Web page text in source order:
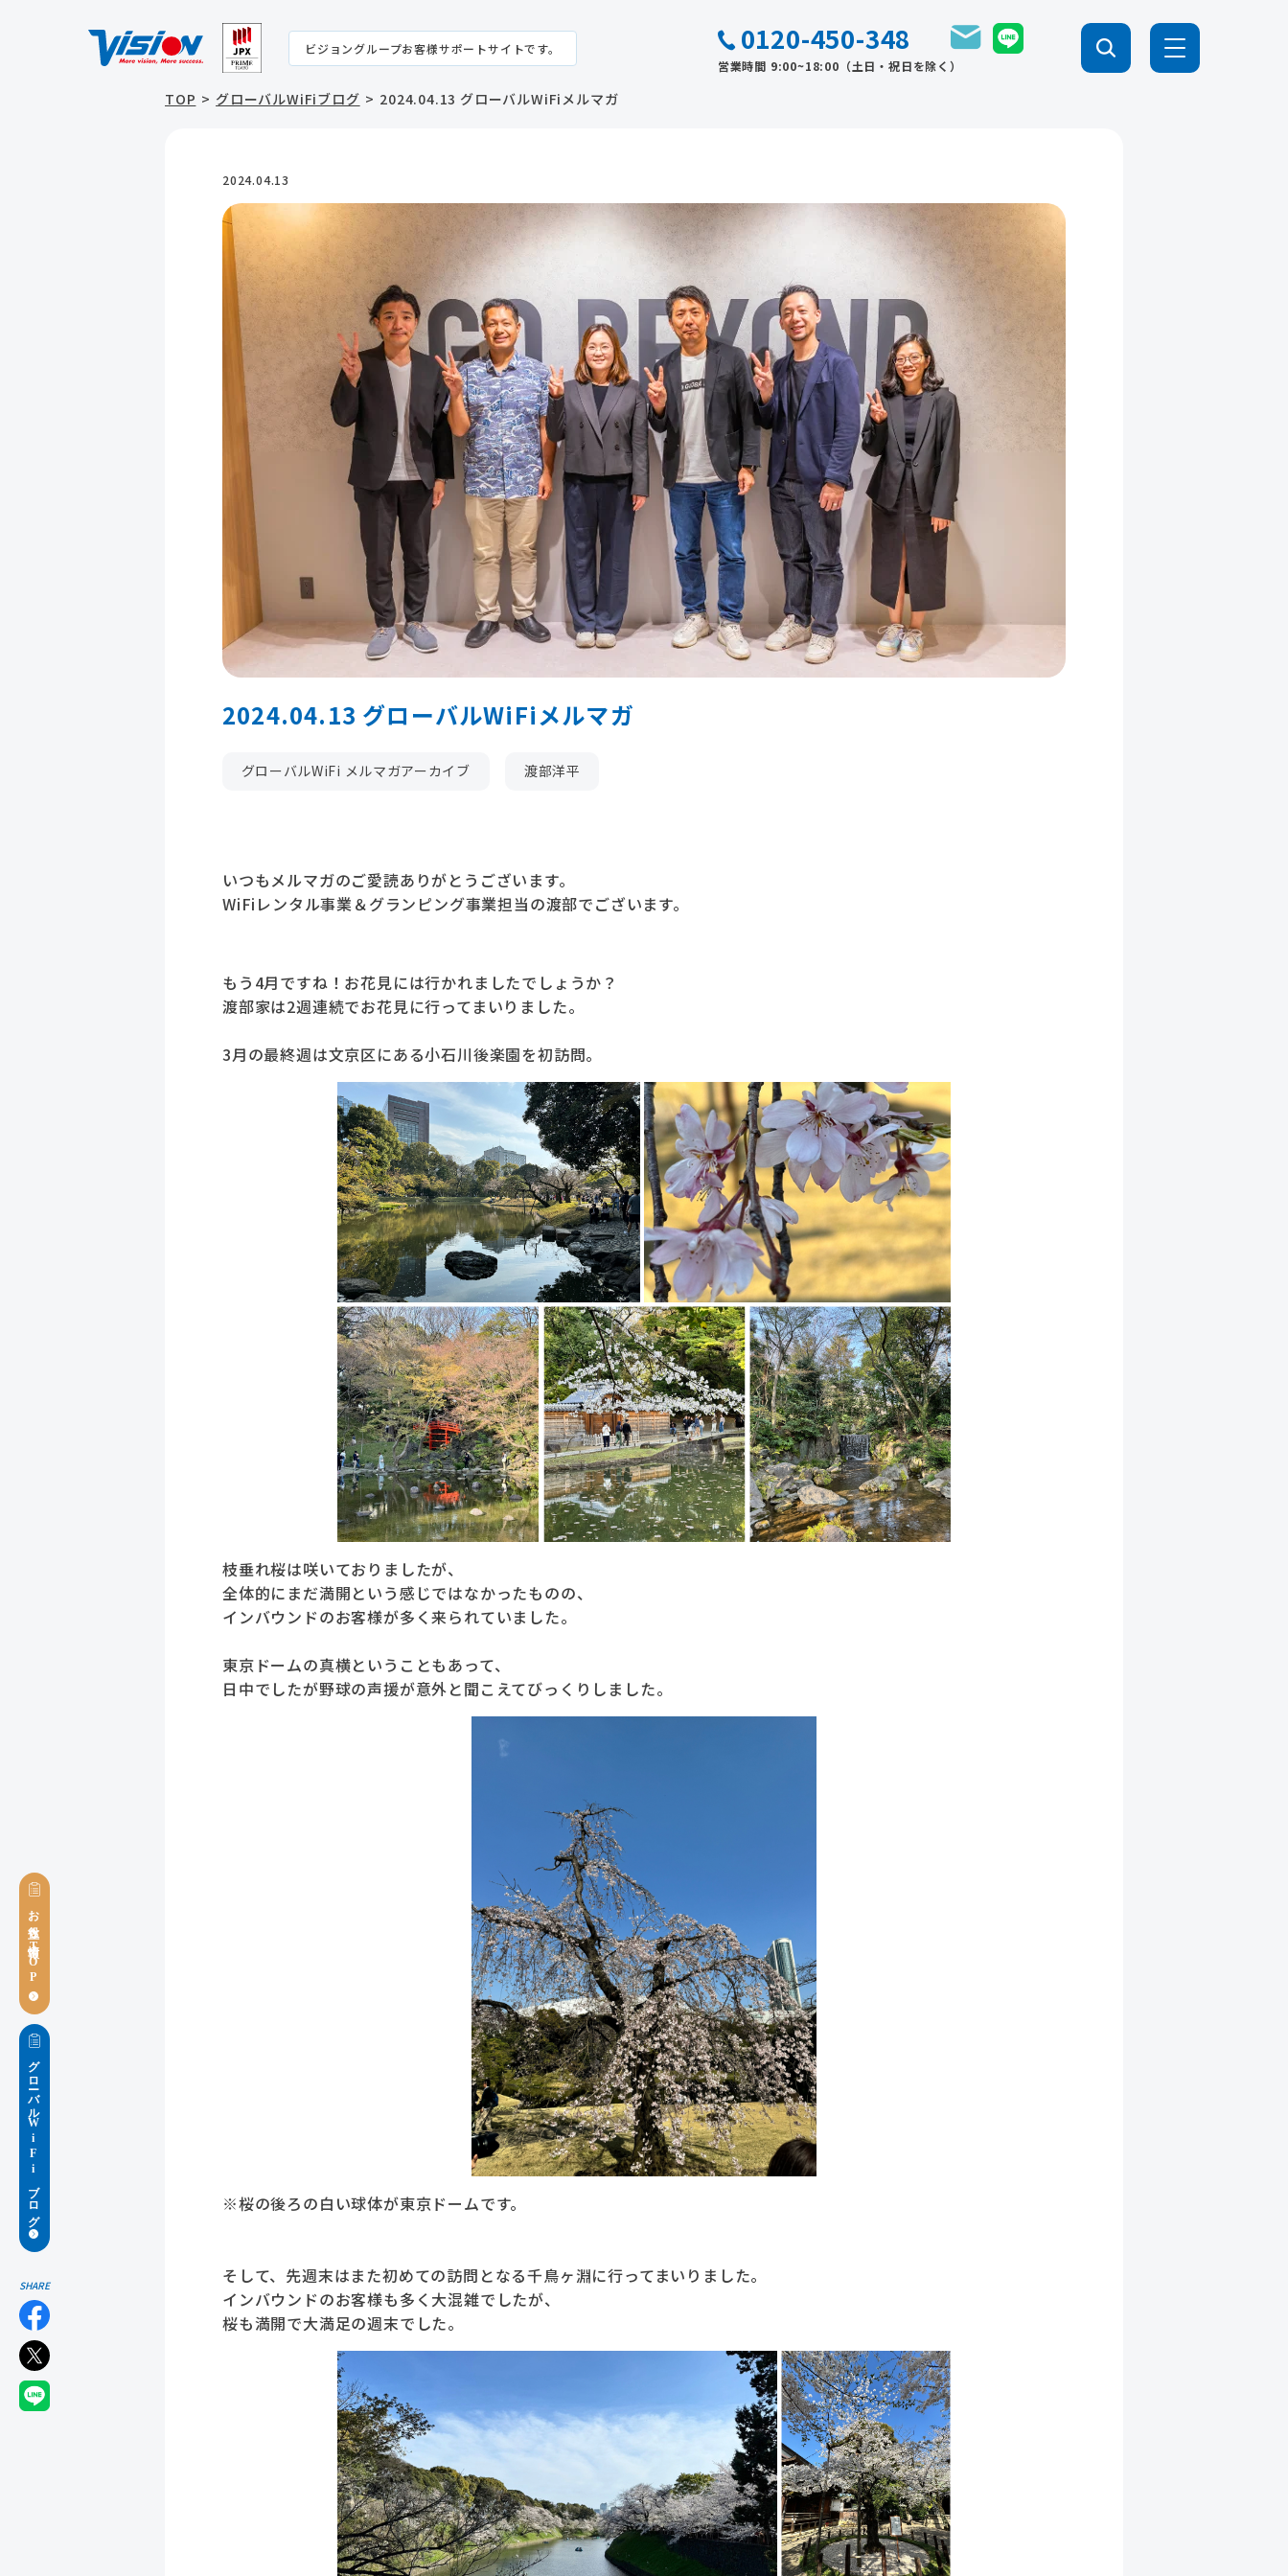
ビジョングループお客様サポートサイトです。 0120-450-348
営業時間 9:00~18:00（土日・祝日を除く）
TOP グローバルWiFiブログ 2024.04.13 グローバルWiFiメルマガ
2024.04.13
2024.04.13 グローバルWiFiメルマガ
グローバルWiFi メルマガアーカイブ 渡部洋平
いつもメルマガのご愛読ありがとうございます。
WiFiレンタル事業＆グランピング事業担当の渡部でございます。
もう4月ですね！お花見には行かれましたでしょうか？
渡部家は2週連続でお花見に行ってまいりました。
3月の最終週は文京区にある小石川後楽園を初訪問。
枝垂れ桜は咲いておりましたが、
全体的にまだ満開という感じではなかったものの、
インバウンドのお客様が多く来られていました。
東京ドームの真横ということもあって、
日中でしたが野球の声援が意外と聞こえてびっくりしました。
※桜の後ろの白い球体が東京ドームです。
そして、先週末はまた初めての訪問となる千鳥ヶ淵に行ってまいりました。
インバウンドのお客様も多く大混雑でしたが、
桜も満開で大満足の週末でした。
お役立ち情報TOP
グローバルWiFiブログ
SHARE